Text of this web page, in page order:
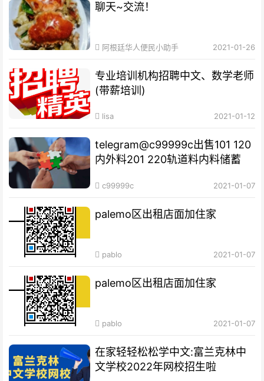
聊天~交流！
阿根廷华人便民小助手 2021-01-26
专业培训机构​招聘中文、数学老师
(带薪培训)
lisa 2021-01-12
telegram@c99999c出售101 120
内外料201 220轨道料内料储蓄
c99999c 2021-01-07
palemo区出租店面加住家
pablo 2021-01-07
palemo区出租店面加住家
pablo 2021-01-07
在家轻轻松松学中文:富兰克林中
文学校2022年网校招生啦